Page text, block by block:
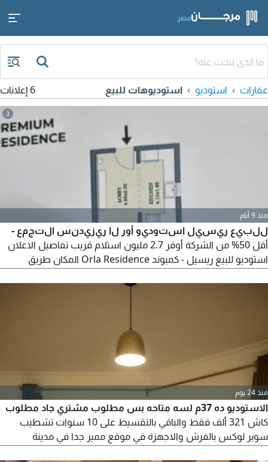
مصر
عقارات استوديو استوديوهات للبيع 6 إعلانات
3
منذ 9 أيام
للبيع ريسيل استوديو أور لا ريزيدنس التجمع -
أقل 50% من الشركة أوفر 2.7 مليون استلام قريب تفاصيل الاعلان
استوديو للبيع ريسيل - كمبوند Orla Residence المكان طريق
منذ 24 يوم
الاستوديو ده 37م لسه متاحه بس مطلوب مشتري جاد مطلوب
كاش 321 ألف فقط والباقي بالتقسيط على 10 سنوات تشطيب
سوبر لوكس بالفرش والاجهزة في موقع مميز جدا في مدينة